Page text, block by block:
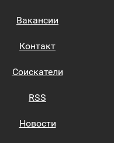
Вакансии
Контакт
Соискатели
RSS
Новости